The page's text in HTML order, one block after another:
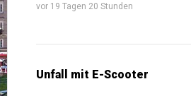
vor 19 Tagen 20 Stunden
Unfall mit E-Scooter